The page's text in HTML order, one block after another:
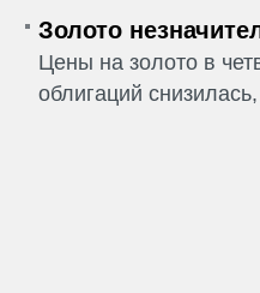
Золото
Цены на золото в
облигаций